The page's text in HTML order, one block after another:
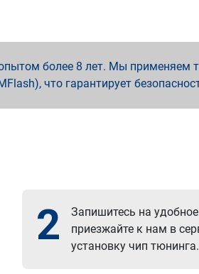
более 8 лет. Мы применяем
что гарантирует
2
Запишитесь на
приезжайте к нам в
установку чип тюнинга.